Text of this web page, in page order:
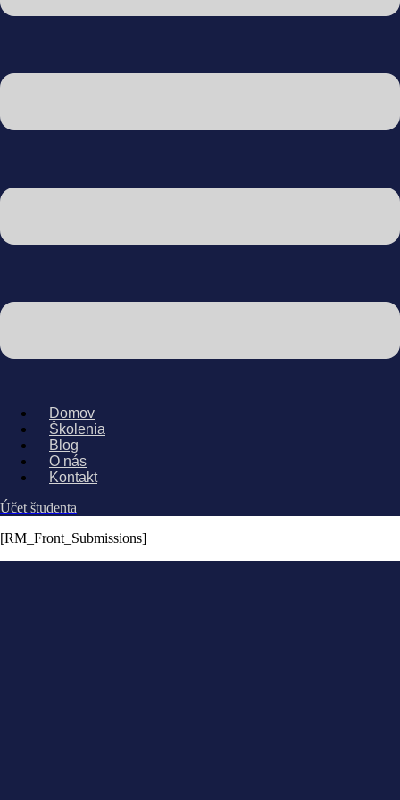
Domov
Školenia
Blog
O nás
Kontakt
Účet študenta
[RM_Front_Submissions]